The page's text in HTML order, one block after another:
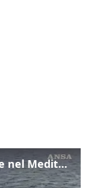
Esercitazioni militari israeliane nel Mediterraneo e nel Mar Rosso